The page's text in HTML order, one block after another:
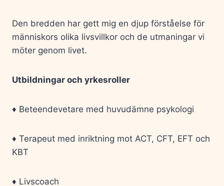
Den bredden har gett mig en djup förståelse för
människors olika livsvillkor och de utmaningar vi
möter genom livet.
Utbildningar och yrkesroller
♦️ Beteendevetare med huvudämne psykologi
♦️ Terapeut med inriktning mot ACT, CFT, EFT och
KBT
♦️ Livscoach